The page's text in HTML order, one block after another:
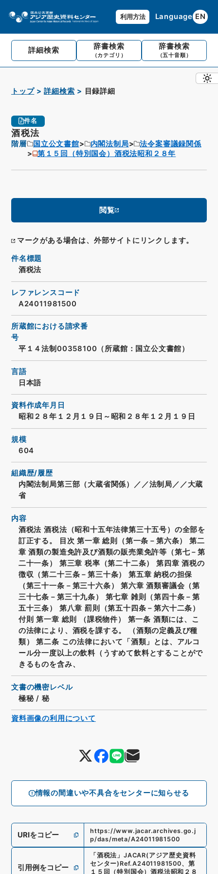
利用方法 Language EN
詳細検索 辞書検索
（カテゴリ）
辞書検索
（五十音順）
トップ 詳細検索 目録詳細
件名
酒税法
階層 国立公文書館 内閣法制局
法令案審議録関係
第１５回（特別国会）酒税法昭和２８年
閲覧
マークがある場合は、外部サイトにリンクします。
情報の間違いや不具合をセンターに知らせる
件名標題
酒税法
レファレンスコード
A24011981500
所蔵館における請求番
号
平１４法制00358100（所蔵館：国立公文書館）
言語
日本語
資料作成年月日
昭和２８年１２月１９日～昭和２８年１２月１９日
規模
604
組織歴/履歴
内閣法制局第三部（大蔵省関係）／／法制局／／大蔵
省
内容
酒税法 酒税法（昭和十五年法律第三十五号）の全部を
訂正する。 目次 第一章 総則（第一条－第六条） 第二
章 酒類の製造免許及び酒類の販売業免許等（第七－第
二十一条） 第三章 税率（第二十二条） 第四章 酒税の
徴収（第二十三条－第三十条） 第五章 納税の担保
（第三十一条－第三十六条） 第六章 酒類審議会（第
三十七条－第三十九条） 第七章 雑則（第四十条－第
五十三条） 第八章 罰則（第五十四条－第六十二条）
付則 第一章 総則 （課税物件） 第一条 酒類には、こ
の法律により、酒税を課する。 （酒類の定義及び種
類） 第二条 この法律において「酒類」とは、アルコ
ール分一度以上の飲料（うすめて飲料とすることがで
きるものを含み、
文書の機密レベル
極秘 / 秘
URIをコピー
https://www.jacar.archives.go.j
p/das/meta/A24011981500
引用例をコピー
「 酒税法 」 JACAR(アジア歴史資料
センター) Ref.A24011981500、 第
１５回（特別国会）酒税法昭和２８
資料画像の利用について